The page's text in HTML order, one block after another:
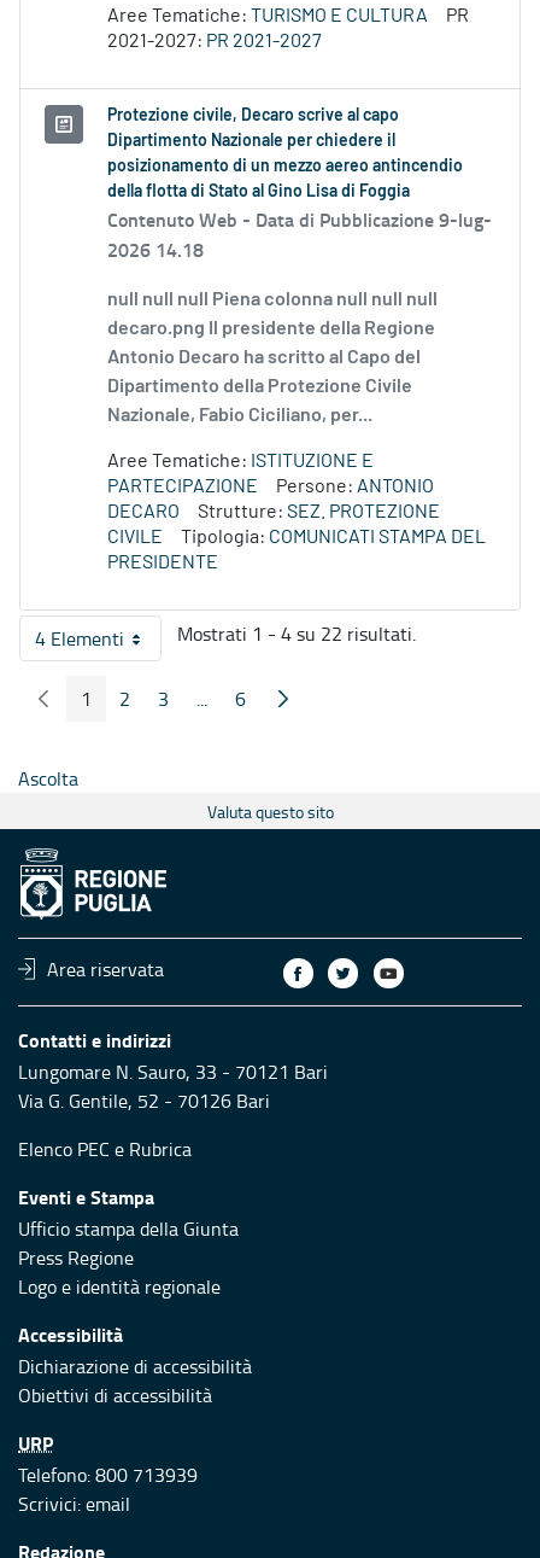
Aree Tematiche: TURISMO E CULTURA
PR
2021-2027: PR 2021-2027
Protezione civile, Decaro scrive al capo
Dipartimento Nazionale per chiedere il
posizionamento di un mezzo aereo antincendio
della flotta di Stato al Gino Lisa di Foggia
Contenuto Web - Data di Pubblicazione 9-lug-
2026 14.18
null null null Piena colonna null null null
decaro.png Il presidente della Regione
Antonio Decaro ha scritto al Capo del
Dipartimento della Protezione Civile
Nazionale, Fabio Ciciliano, per...
Aree Tematiche: ISTITUZIONE E
PARTECIPAZIONE
Persone: ANTONIO
DECARO
Strutture: SEZ. PROTEZIONE
CIVILE
Tipologia: COMUNICATI STAMPA DEL
PRESIDENTE
4 ElementiPer pagina
Mostrati 1 - 4 su 22 risultati.
Pagina Precedente
Pagina
1 Pagina
2 Pagina
3 ...
Pagine intermedie
Pagina
6 Pagina Seguente
Ascolta
Valuta questo sito
Area riservata
Contatti e indirizzi
Lungomare N. Sauro, 33 - 70121 Bari
Via G. Gentile, 52 - 70126 Bari
Elenco PEC e Rubrica
Eventi e Stampa
Ufficio stampa della Giunta
Press Regione
Logo e identità regionale
Accessibilità
Dichiarazione di accessibilità
Obiettivi di accessibilità
URP
Telefono: 800 713939
Scrivici:email
Redazione